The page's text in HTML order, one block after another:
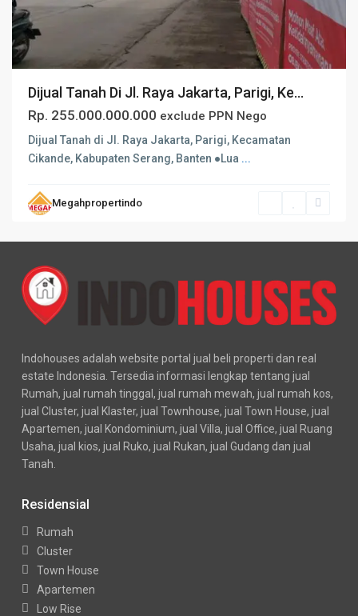
Dijual Tanah Di Jl. Raya Jakarta, Parigi, Ke...
Rp. 255.000.000.000 exclude PPN Nego
Dijual Tanah di Jl. Raya Jakarta, Parigi, Kecamatan
Cikande, Kabupaten Serang, Banten ●Lua ...
Megahpropertindo
Indohouses adalah website portal jual beli properti dan real
estate Indonesia. Tersedia informasi lengkap tentang jual
Rumah, jual rumah tinggal, jual rumah mewah, jual rumah kos,
jual Cluster, jual Klaster, jual Townhouse, jual Town House, jual
Apartemen, jual Kondominium, jual Villa, jual Office, jual Ruang
Usaha, jual kios, jual Ruko, jual Rukan, jual Gudang dan jual
Tanah.
Residensial
Rumah
Cluster
Town House
Apartemen
Low Rise